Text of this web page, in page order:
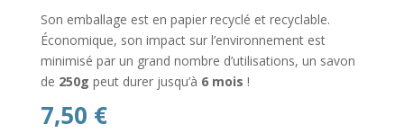
Son emballage est en papier recyclé et recyclable.
Économique, son impact sur l’environnement est
minimisé par un grand nombre d’utilisations, un savon
de 250g peut durer jusqu’à 6 mois !
7,50 €